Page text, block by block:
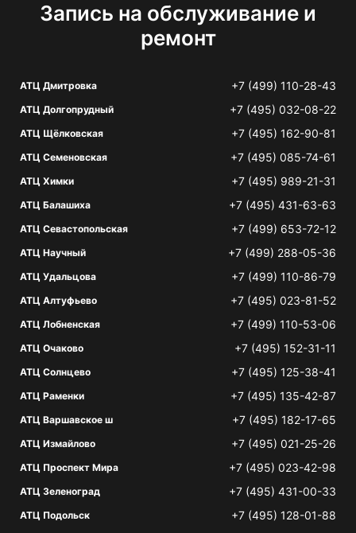
Запись на обслуживание и
ремонт
АТЦ Дмитровка +7 (499) 110-28-43
АТЦ Долгопрудный +7 (495) 032-08-22
АТЦ Щёлковская +7 (495) 162-90-81
АТЦ Семеновская +7 (495) 085-74-61
АТЦ Химки +7 (495) 989-21-31
АТЦ Балашиха +7 (495) 431-63-63
АТЦ Севастопольская +7 (499) 653-72-12
АТЦ Научный +7 (499) 288-05-36
АТЦ Удальцова +7 (499) 110-86-79
АТЦ Алтуфьево +7 (495) 023-81-52
АТЦ Лобненская +7 (499) 110-53-06
АТЦ Очаково +7 (495) 152-31-11
АТЦ Солнцево +7 (495) 125-38-41
АТЦ Раменки +7 (495) 135-42-87
АТЦ Варшавское ш +7 (495) 182-17-65
АТЦ Измайлово +7 (495) 021-25-26
АТЦ Проспект Мира +7 (495) 023-42-98
АТЦ Зеленоград +7 (495) 431-00-33
АТЦ Подольск +7 (495) 128-01-88